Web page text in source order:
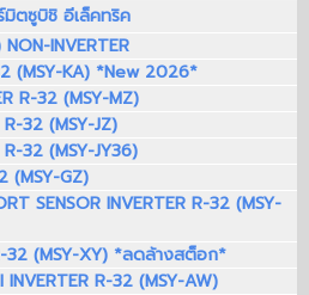
มิตซูบิชิ อีเล็คทริค
INVERTER
(MSY-KA) *New 2026*
R-32 (MSY-MZ)
R-32 (MSY-JZ)
R-32 (MSY-JY36)
(MSY-GZ)
SENSOR INVERTER R-32 (MSY-
32 (MSY-XY) *ลดล้างสต็อก*
INVERTER R-32 (MSY-AW)